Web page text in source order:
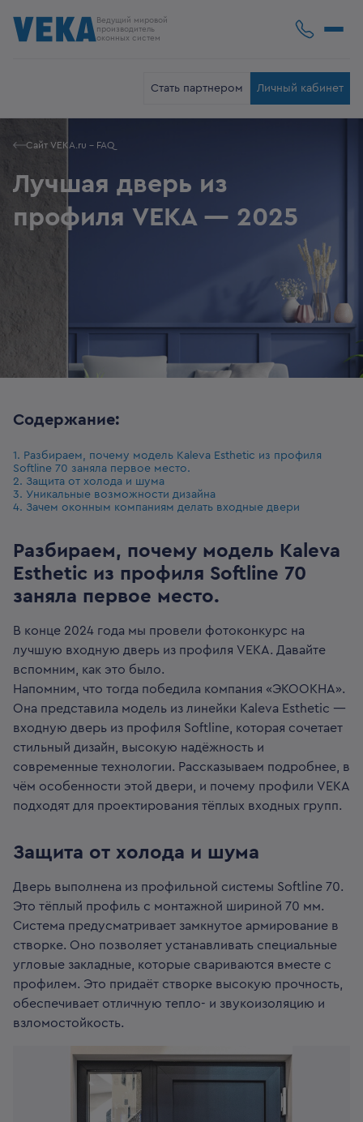
Ведущий мировой
производитель
оконных систем
Стать партнером Личный кабинет
Сайт VEKA.ru - FAQ
Лучшая дверь из
профиля VEKA — 2025
Содержание:
1. Разбираем, почему модель Kaleva Esthetic из профиля
Softline 70 заняла первое место.
2. Защита от холода и шума
3. Уникальные возможности дизайна
4. Зачем оконным компаниям делать входные двери
Разбираем, почему модель Kaleva
Esthetic из профиля Softline 70
заняла первое место.
В конце 2024 года мы провели фотоконкурс на
лучшую входную дверь из профиля VEKA. Давайте
вспомним, как это было.
Напомним, что тогда победила компания «ЭКООКНА».
Она представила модель из линейки Kaleva Esthetic —
входную дверь из профиля Softline, которая сочетает
стильный дизайн, высокую надёжность и
современные технологии. Рассказываем подробнее, в
чём особенности этой двери, и почему профили VEKA
подходят для проектирования тёплых входных групп.
Защита от холода и шума
Дверь выполнена из профильной системы Softline 70.
Это тёплый профиль с монтажной шириной 70 мм.
Система предусматривает замкнутое армирование в
створке. Оно позволяет устанавливать специальные
угловые закладные, которые свариваются вместе с
профилем. Это придаёт створке высокую прочность,
обеспечивает отличную тепло- и звукоизоляцию и
взломостойкость.